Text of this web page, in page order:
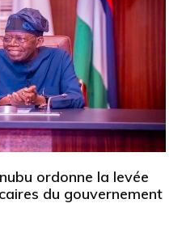
ordonne la levée
du gouvernement